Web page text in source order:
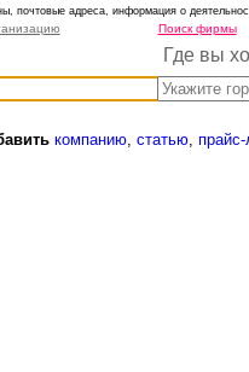
почтовые адреса, информация о
Поиск фирмы
Где вы
компанию, статью, прайс-